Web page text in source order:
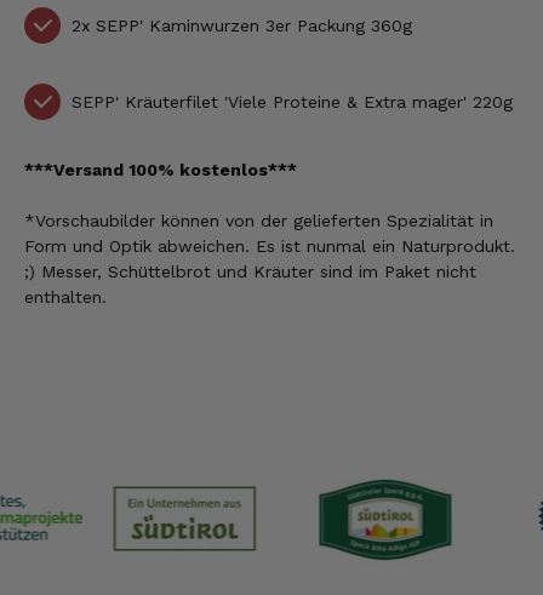
2xSEPP' Kaminwurzen 3er Packung 360g
SEPP' Kräuterfilet 'Viele Proteine & Extra mager' 220g
***Versand 100% kostenlos***
*Vorschaubilder können von der gelieferten Spezialität in
Form und Optik abweichen. Es ist nunmal ein Naturprodukt.
;) Messer, Schüttelbrot und Kräuter sind im Paket nicht
enthalten.